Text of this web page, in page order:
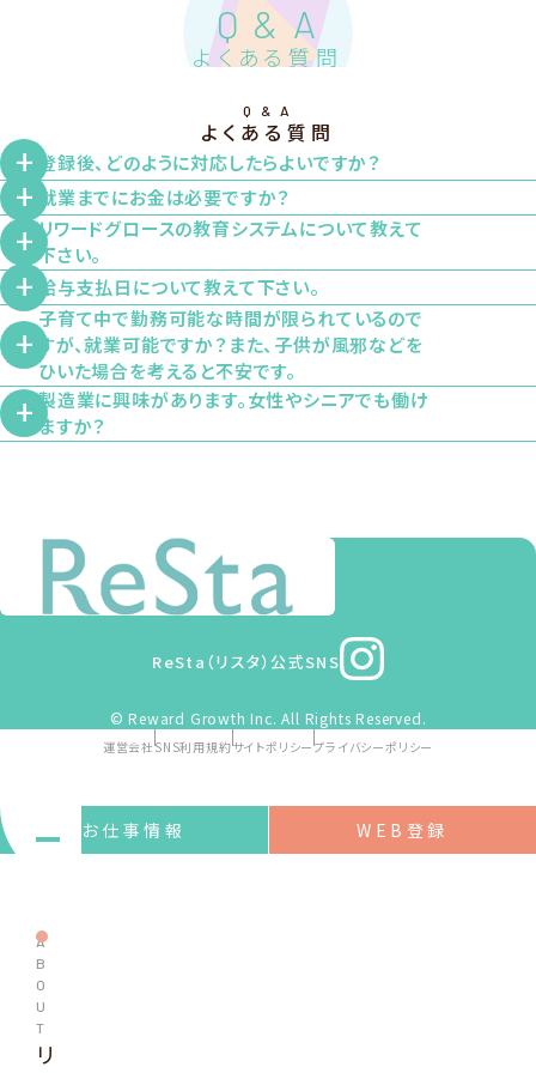
Q & A
よくある質問
Q & A
よくある質問
Q 登録後、どのように対応したらよいですか？
A
ご登録後、当社よりメールにてご連絡させて頂きます。ご希望
に応じて電話対応も可能です。
まずはご登録者様のご希望をお聞きし、お一人お一人のご状
況に合わせて対応致します。
面談をお急ぎの場合は、WEB・ご来社など柔軟に対応します
のでご安心下さい。
Q 就業までにお金は必要ですか？
A
お金は一切かかりません。
相談や登録、求人紹介などのサービスはすべて無料でご利用
いただけます。
安心してご相談ください。
Q
リワードグロースの教育システムについて教えて
下さい。
A
就業間もない方からエキスパートまで、ニーズに応じて最新の
教育カリキュラムを受講できます。
スキマ時間を活用したい！や、資格取得などのご要望にもお応
え致しますので、お気軽にお問い合わせ下さい。
Q 給与支払日について教えて下さい。
A
給与は月1回、ご指定の銀行口座にお振込み致します。給与明
細は専用WEBサイトにてご確認頂きます。
月末締め、翌月25日お振込みとなります。※25日が銀行休業
日の場合は、その前日
Q
子育て中で勤務可能な時間が限られているので
すが、就業可能ですか？また、子供が風邪などを
ひいた場合を考えると不安です。
A
就業先候補の企業様と調整の上ご紹介しますので、ご安心下
さい。
Q
製造業に興味があります。女性やシニアでも働け
ますか？
の方も是非ご登録下さい。
ReSta（リスタ）公式SNS
© Reward Growth Inc. All Rights Reserved.
運営会社SNS利用規約サイトポリシープライバシーポリシー
A
B
O
U
T
リ
お仕事情報 WEB登録